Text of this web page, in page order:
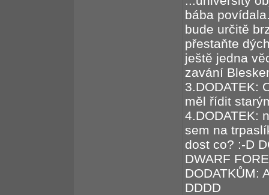
bába
bude určitě
přestaňte
ještě jedna
zavání
3.DODATEK:
měl řídit
4.DODATEK:
sem na
dost co? :-D
DWARF
DODATKŮM:
DDDD